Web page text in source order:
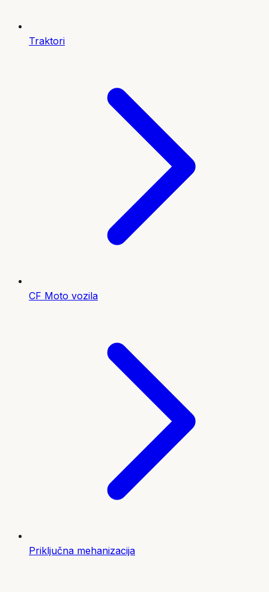
Traktori
CF Moto vozila
Priključna mehanizacija